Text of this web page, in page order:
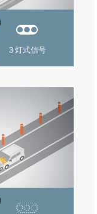
３灯式信号